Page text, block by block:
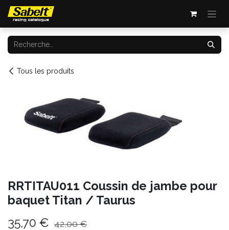
Se rendre au contenu
Tous les produits
RRTITAU011 Coussin de jambe pour
baquet Titan / Taurus
35,70 € 42,00€